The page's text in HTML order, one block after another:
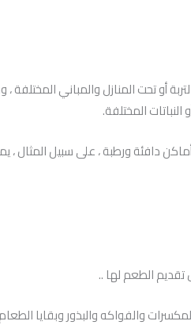
أو تحت المنازل والمباني المختلفة
المختلفة.
دافئة ورطبة ، على سبيل المثال ،
الطعم لها ..
والفواكه والبذور وبقايا